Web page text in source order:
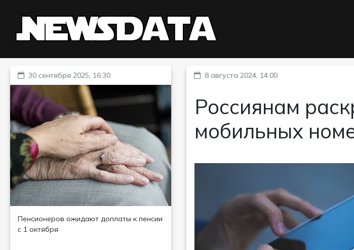
30 сентября 2025, 16:30
Пенсионеров ожидают доплаты к пенсии
с 1 октября
8 августа 2024, 14:00
Россиянам
мобильных